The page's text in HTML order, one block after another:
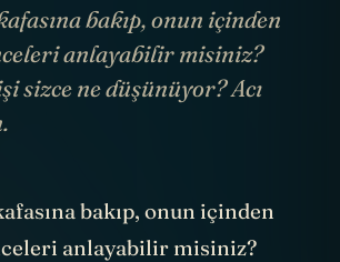
bakıp, onun içinden
anlayabilir misiniz?
sizce ne düşünüyor? Acı
bakıp, onun içinden
anlayabilir misiniz?